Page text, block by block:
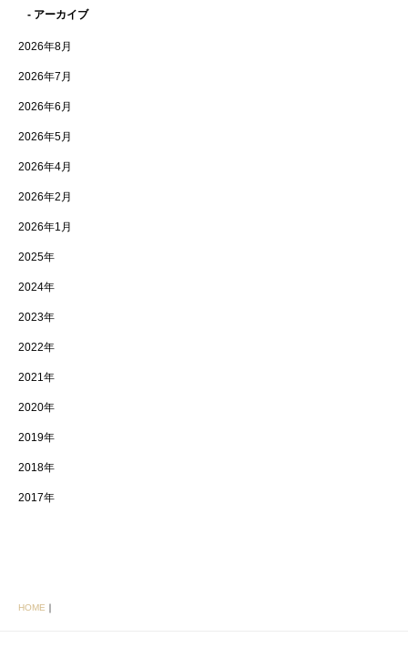
- アーカイブ
2026年8月
2026年7月
2026年6月
2026年5月
2026年4月
2026年2月
2026年1月
2025年
2024年
2023年
2022年
2021年
2020年
2019年
2018年
2017年
HOME ｜